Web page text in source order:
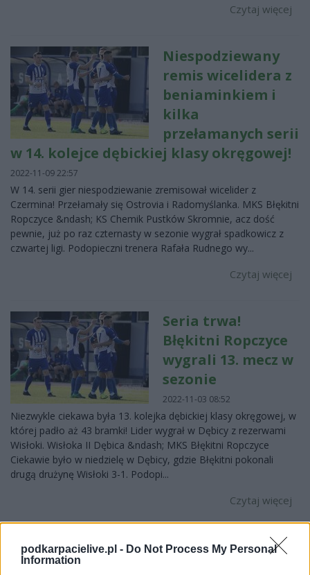
podkarpacielive.pl - Do Not Process My Personal
Information
Czytaj więcej
Niespodziewany
remis wicelidera z
beniaminkiem i
kilka
przełamanych serii
w 14. kolejce dębickiej klasy okręgowej!
2022-11-09 22:57
W 14. serii gier niespodziewanie zremisował wicelider z
Czermina! Przełamały się Ostrovia i Radomyślanka. MKS Błękitni
Ropczyce &ndash; KS Chemik Pustków Skromnie, acz dość
pewnie, już po raz czternasty w sezonie wygrał spadkowicz z
czwartej ligi. Podopieczni trenera Rafała Rudnego wy...
Czytaj więcej
Seria trwa!
Błękitni Ropczyce
wygrali 13. mecz w
sezonie
2022-11-03 08:52
Niezwykle ciekawa była 13. kolejka dębickiej klasy okręgowej, w
której padło aż 43 bramki! Lider wygrał w Dębicy z rezerwami
Wisłoki. Wisłoka II Dębica &ndash; MKS Błękitni Ropczyce
Ciekawie było w niedzielę w Dębicy, gdzie Błękitni pokonali
drugą drużynę Wisłoki 3-1. Podopi...
Czytaj więcej
Klasa O Dębica: